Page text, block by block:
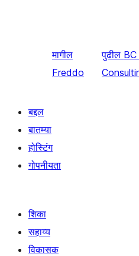
मागील
Freddo
पुढील
बद्दल
बातम्या
होस्टिंग
गोपनीयता
शिका
सहाय्य
विकासक